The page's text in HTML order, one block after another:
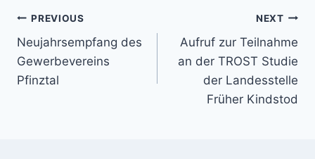
Beitragsnavigation
PREVIOUS
Neujahrsempfang des
Gewerbevereins
Pfinztal
NEXT
Aufruf zur Teilnahme
an der TROST Studie
der Landesstelle
Früher Kindstod